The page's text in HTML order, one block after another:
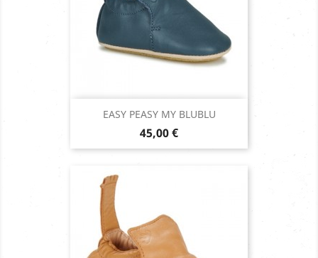
EASY PEASY MY BLUBLU
Prix
45,00 €